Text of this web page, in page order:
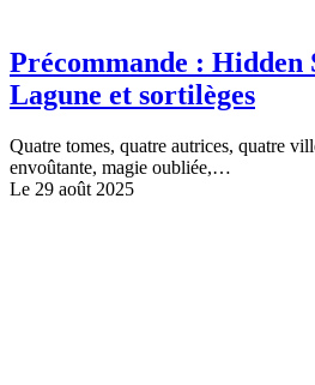
Précommande : Hidden
Lagune et sortilèges
Quatre tomes, quatre autrices, quatre
envoûtante, magie oubliée,…
Le 29 août 2025